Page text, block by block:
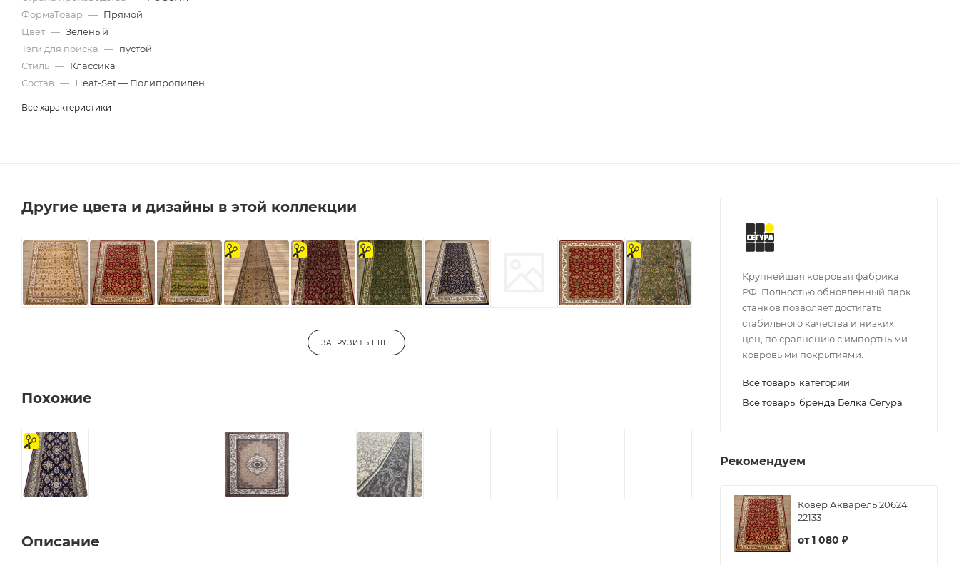
ФормаТовар — Прямой
Цвет — Зеленый
Тэги для поиска — пустой
Стиль — Классика
Состав — Heat-Set — Полипропилен
Все характеристики
Другие цвета и дизайны в этой коллекции
на
отрез
на
отрез
на
отрез
на
отрез
ЗАГРУЗИТЬ ЕЩЕ
Похожие
на
отрез
Описание
Крупнейшая ковровая фабрика
РФ. Полностью обновленный парк
станков позволяет достигать
стабильного качества и низких
цен, по сравнению с импортными
ковровыми покрытиями.
Все товары категории
Все товары бренда Белка Сегура
Рекомендуем
Ковер Акварель 20624
22133
от1 080 ₽